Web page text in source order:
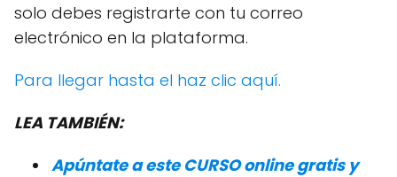
solo debes registrarte con tu correo
electrónico en la plataforma.
Para llegar hasta el haz clic aquí.
LEA TAMBIÉN:
Apúntate a este CURSO online gratis y